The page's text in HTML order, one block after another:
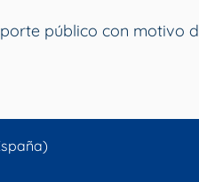
público con motivo